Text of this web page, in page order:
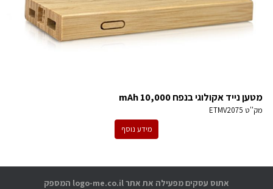
מטען נייד אקולוגי בנפח 10,000 mAh
מק''ט ETMV2075
מידע נוסף
אתוס עסקים מפעילה את אתר logo-me.co.il המספק